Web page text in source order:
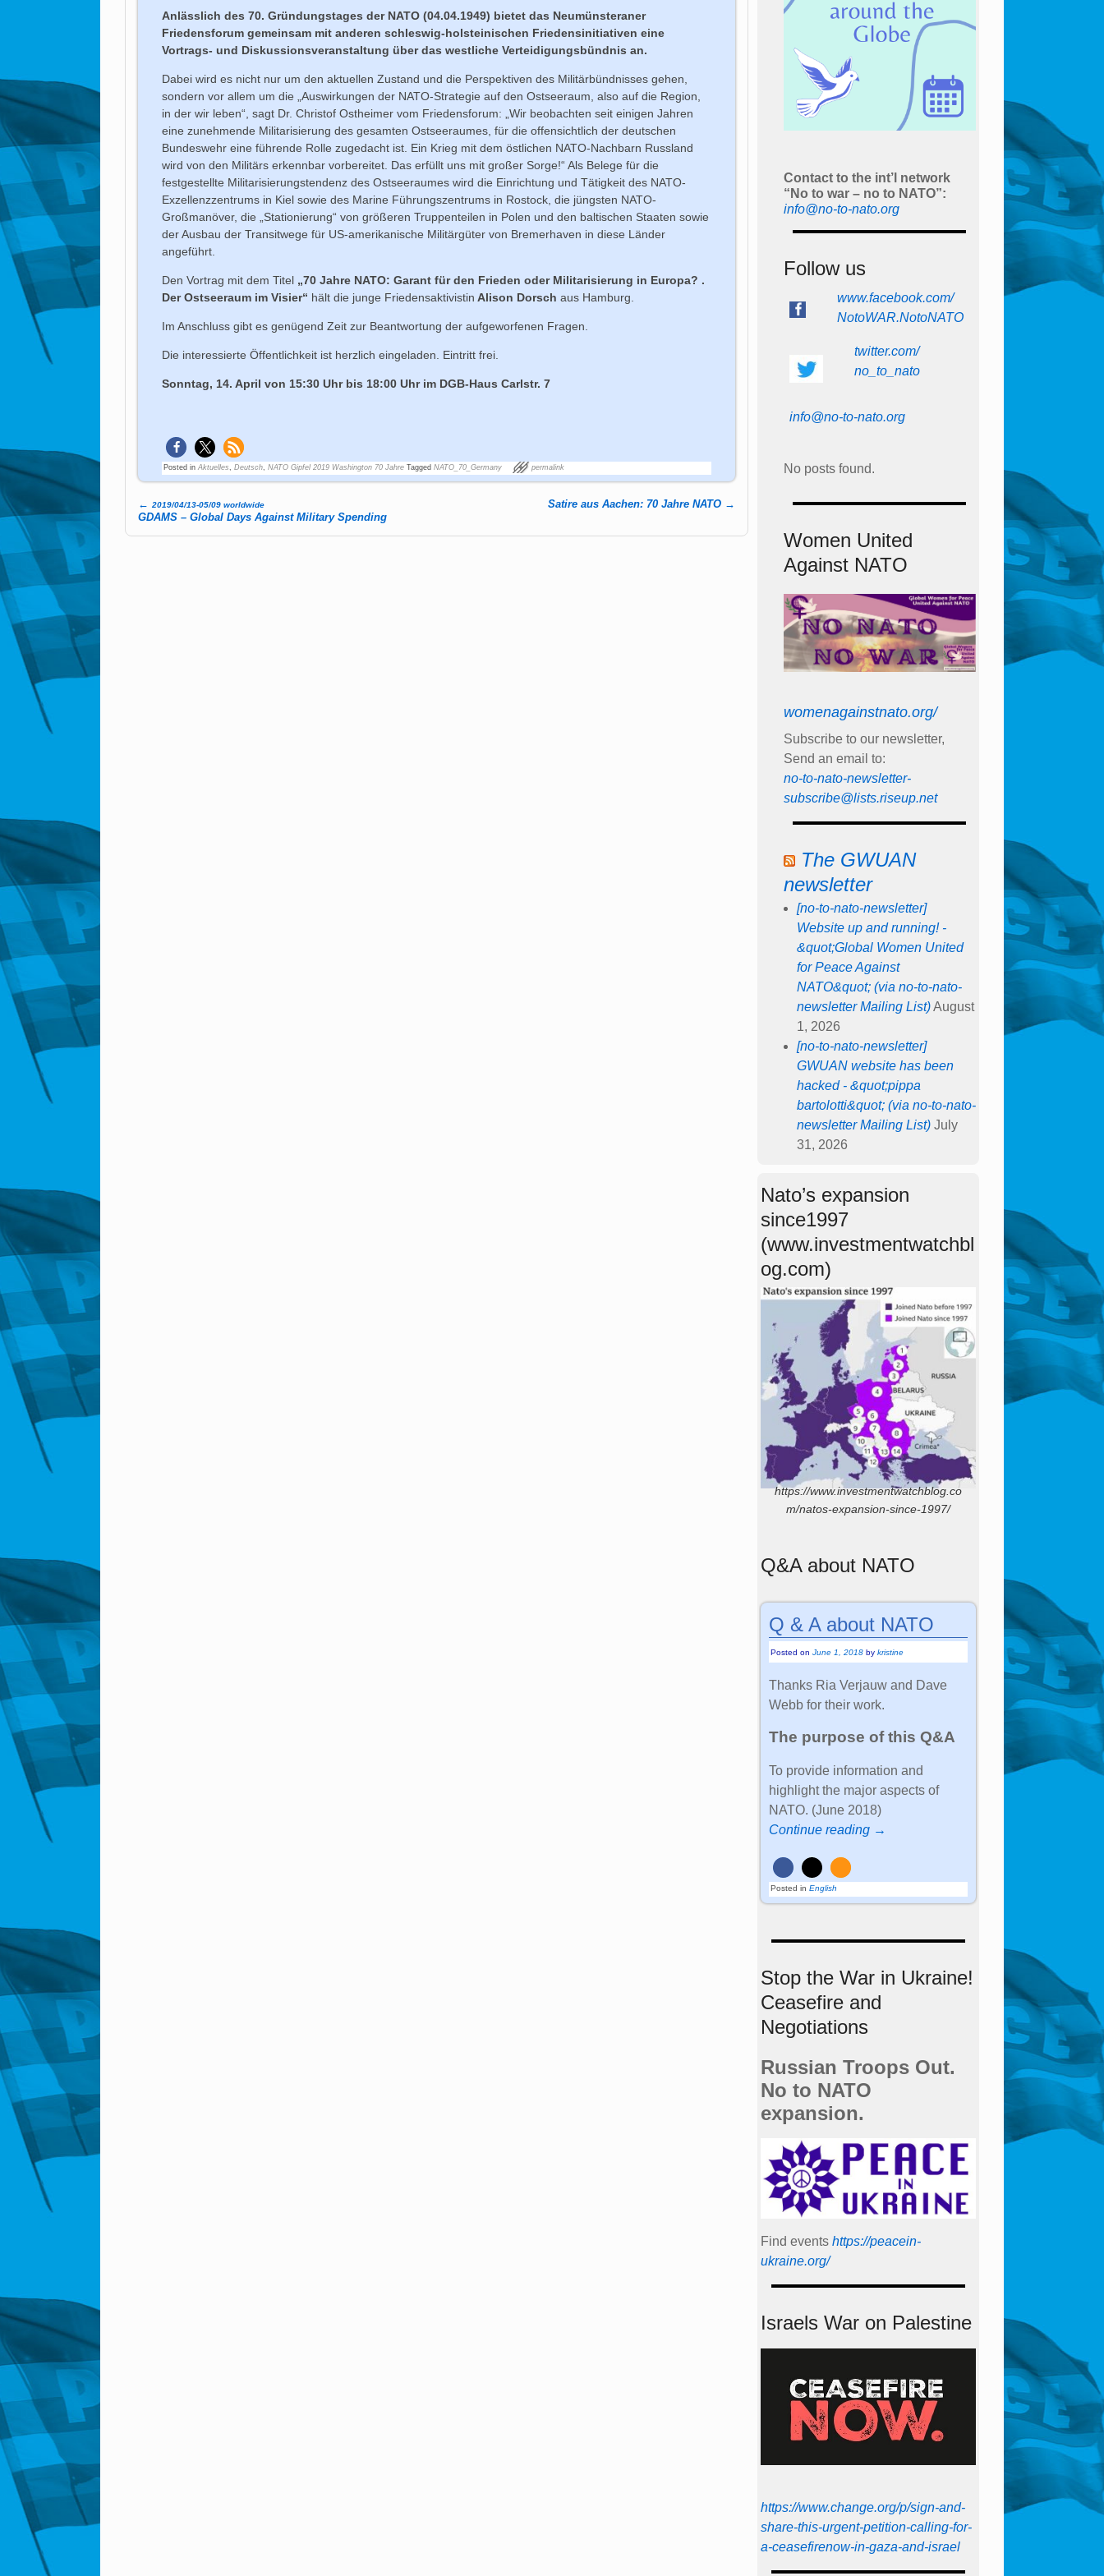
Anlässlich des 70. Gründungstages der NATO (04.04.1949) bietet das Neumünsteraner
Friedensforum gemeinsam mit anderen schleswig-holsteinischen Friedensinitiativen eine
Vortrags- und Diskussionsveranstaltung über das westliche Verteidigungsbündnis an.
Dabei wird es nicht nur um den aktuellen Zustand und die Perspektiven des Militärbündnisses gehen,
sondern vor allem um die „Auswirkungen der NATO-Strategie auf den Ostseeraum, also auf die Region,
in der wir leben“, sagt Dr. Christof Ostheimer vom Friedensforum: „Wir beobachten seit einigen Jahren
eine zunehmende Militarisierung des gesamten Ostseeraumes, für die offensichtlich der deutschen
Bundeswehr eine führende Rolle zugedacht ist. Ein Krieg mit dem östlichen NATO-Nachbarn Russland
wird von den Militärs erkennbar vorbereitet. Das erfüllt uns mit großer Sorge!“ Als Belege für die
festgestellte Militarisierungstendenz des Ostseeraumes wird die Einrichtung und Tätigkeit des NATO-
Exzellenzzentrums in Kiel sowie des Marine Führungszentrums in Rostock, die jüngsten NATO-
Großmanöver, die „Stationierung“ von größeren Truppenteilen in Polen und den baltischen Staaten sowie
der Ausbau der Transitwege für US-amerikanische Militärgüter von Bremerhaven in diese Länder
angeführt.
Den Vortrag mit dem Titel „70 Jahre NATO: Garant für den Frieden oder Militarisierung in Europa? .
Der Ostseeraum im Visier“ hält die junge Friedensaktivistin Alison Dorsch aus Hamburg.
Im Anschluss gibt es genügend Zeit zur Beantwortung der aufgeworfenen Fragen.
Die interessierte Öffentlichkeit ist herzlich eingeladen. Eintritt frei.
Sonntag, 14. April von 15:30 Uhr bis 18:00 Uhr im DGB-Haus Carlstr. 7
Posted in Aktuelles ,Deutsch ,NATO Gipfel 2019 Washington 70 Jahre Tagged NATO_70_Germany permalink
Post navigation
← 2019/04/13-05/09 worldwide
GDAMS – Global Days Against Military Spending
Satire aus Aachen: 70 Jahre NATO →
Contact to the int’l network
“No to war – no to NATO”:
info@no-to-nato.org
Follow us
www.facebook.com/
NotoWAR.NotoNATO
twitter.com/
no_to_nato
info@no-to-nato.org
No posts found.
Women United
Against NATO
womenagainstnato.org/
Subscribe to our newsletter,
Send an email to:
no-to-nato-newsletter-
subscribe@lists.riseup.net
The GWUAN
newsletter
[no-to-nato-newsletter]
Website up and running! -
&quot;Global Women United
for Peace Against
NATO&quot; (via no-to-nato-
newsletter Mailing List) August
1, 2026
[no-to-nato-newsletter]
GWUAN website has been
hacked - &quot;pippa
bartolotti&quot; (via no-to-nato-
newsletter Mailing List) July
31, 2026
Nato’s expansion
since1997
(www.investmentwatchbl
og.com)
https://www.investmentwatchblog.co
m/natos-expansion-since-1997/
Q&A about NATO
Q & A about NATO
Posted onJune 1, 2018 bykristine
Thanks Ria Verjauw and Dave
Webb for their work.
The purpose of this Q&A
To provide information and
highlight the major aspects of
NATO. (June 2018)
Continue reading →
Posted in English
Stop the War in Ukraine!
Ceasefire and
Negotiations
Russian Troops Out.
No to NATO
expansion.
Find events https://peace­in­
ukraine.org/
Israels War on Palestine
https://www.change.org/p/sign-and-
share-this-urgent-petition-calling-for-
a-ceasefirenow-in-gaza-and-israel